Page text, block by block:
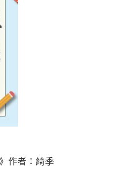
作者：綺季